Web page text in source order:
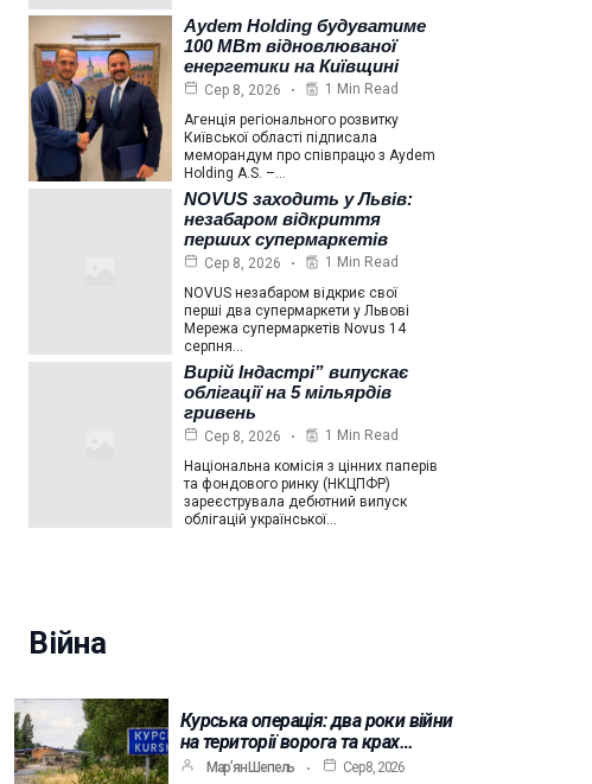
Aydem Holding будуватиме
100 МВт відновлюваної
енергетики на Київщині
Сер 8, 2026
1 Min Read
Агенція регіонального розвитку
Київської області підписала
меморандум про співпрацю з Aydem
Holding A.S. –…
NOVUS заходить у Львів:
незабаром відкриття
перших супермаркетів
Сер 8, 2026
1 Min Read
NOVUS незабаром відкриє свої
перші два супермаркети у Львові
Мережа супермаркетів Novus 14
серпня…
Вирій Індастрі” випускає
облігації на 5 мільярдів
гривень
Сер 8, 2026
1 Min Read
Національна комісія з цінних паперів
та фондового ринку (НКЦПФР)
зареєструвала дебютний випуск
облігацій української…
Війна
Курська операція: два роки війни
на території ворога та крах…
Мар’ян Шепель Сер 8, 2026